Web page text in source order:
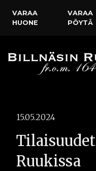
VARAA
HUONE
VARAA
PÖYTÄ
15.05.2024
Ruukissa